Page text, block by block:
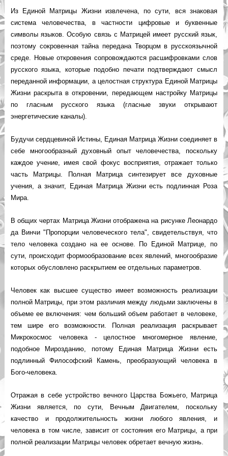
Из Единой Матрицы Жизни извлечена, по сути, вся знаковая
система человечества, в частности цифровые и буквенные
символы языков. Особую связь с Матрицей имеет русский язык,
поэтому сокровенная тайна передана Творцом в русскоязычной
среде. Новые откровения сопровождаются расшифровками слов
русского языка, которые подобно печати подтверждают смысл
переданной информации, а целостная структура Единой Матрицы
Жизни раскрыта в откровении, передающем настройку Матрицы
по гласным русского языка (гласные звуки открывают
энергетические каналы).
Будучи сердцевиной Истины, Единая Матрица Жизни соединяет в
себе многообразный духовный опыт человечества, поскольку
каждое учение, имея свой фокус восприятия, отражает только
часть Матрицы. Полная Матрица синтезирует все духовные
учения, а значит, Единая Матрица Жизни есть подлинная Роза
Мира.
В общих чертах Матрица Жизни отображена на рисунке Леонардо
да Винчи "Пропорции человеческого тела", свидетельствуя, что
тело человека создано на ее основе. По Единой Матрице, по
сути, происходит формообразование всех явлений, многообразие
которых обусловлено раскрытием ее отдельных параметров.
Человек как высшее существо имеет возможность реализации
полной Матрицы, при этом различия между людьми заключены в
объеме ее включения: чем больший объем работает в человеке,
тем шире его возможности. Полная реализация раскрывает
Микрокосмос человека - целостное многомерное явление,
подобное Мирозданию, потому Единая Матрица Жизни есть
подлинный Философский Камень, преобразующий человека в
Бого-человека.
Отражая в себе устройство вечного Царства Божьего, Матрица
Жизни является, по сути, Вечным Двигателем, поскольку
качество и продолжительность жизни любого явления, и
человека в том числе, зависит от состояния его Матрицы, а при
полной реализации Матрицы человек обретает вечную жизнь.